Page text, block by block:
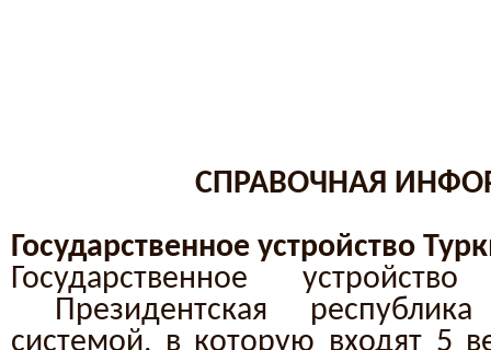
СПРАВОЧНАЯ
Государственное устройство
Государственное
Президентская
системой, в которую входят 5